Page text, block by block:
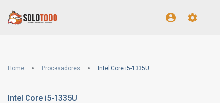
Home Procesadores Intel Core i5-1335U
Intel Core i5-1335U